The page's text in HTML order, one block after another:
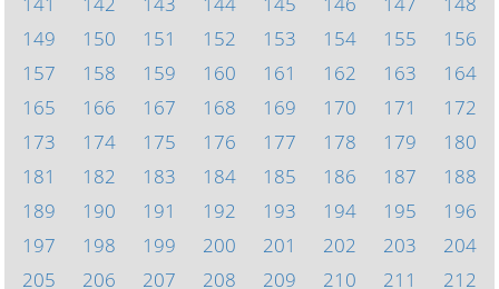
149
150 151 152 153 154 155
156
157
158 159 160 161 162 163
164
165
166 167 168 169 170 171
172
173
174 175 176 177 178 179
180
181
182 183 184 185 186 187
188
189
190 191 192 193 194 195
196
197
198 199 200 201 202 203
204
205
206 207 208 209 210 211 212